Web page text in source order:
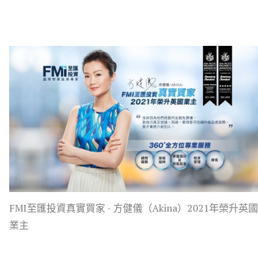
FMI至匯投資真實買家 - 方健儀（Akina）2021年榮升英國
業主